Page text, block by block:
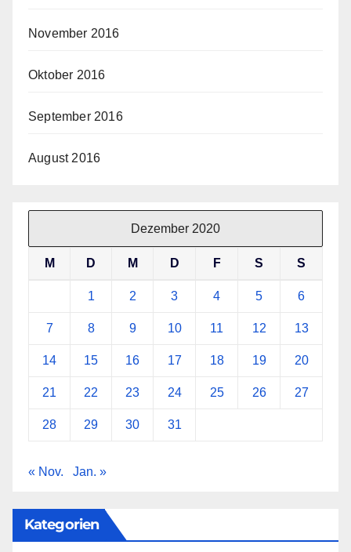
November 2016
Oktober 2016
September 2016
August 2016
Dezember 2020
M D M D F S S
1 2 3 4 5 6
7 8 9 10 11 12 13
14 15 16 17 18 19 20
21 22 23 24 25 26 27
28 29 30 31
« Nov. Jan. »
Kategorien